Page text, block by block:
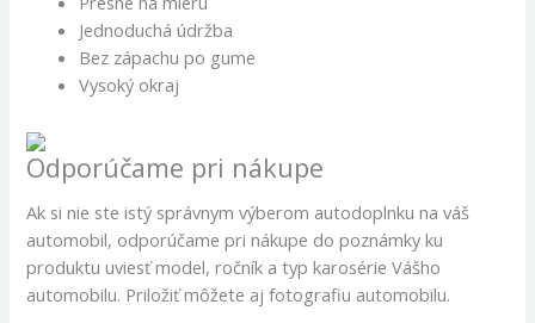
Jednoduchá údržba
Bez zápachu po gume
Vysoký okraj
Odporúčame pri nákupe
Ak si nie ste istý správnym výberom autodoplnku na váš
automobil, odporúčame pri nákupe do poznámky ku
produktu uviesť model, ročník a typ karosérie Vášho
automobilu. Priložiť môžete aj fotografiu automobilu.